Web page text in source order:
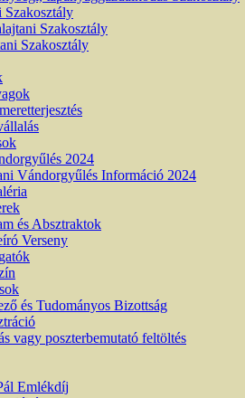
Szakosztály
Szakosztály
Szakosztály
2024
Vándorgyűlés Információ 2024
és Absztraktok
Verseny
és Tudományos Bizottság
vagy poszterbemutató feltöltés
Emlékdíj